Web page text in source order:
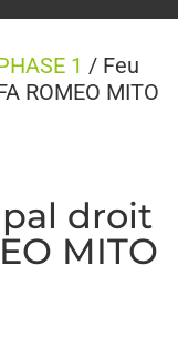
1 / Feu
ROMEO MITO
droit
MITO